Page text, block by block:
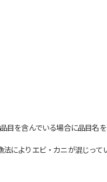
を含んでいる場合に品目名を
よりエビ・カニが混じっ